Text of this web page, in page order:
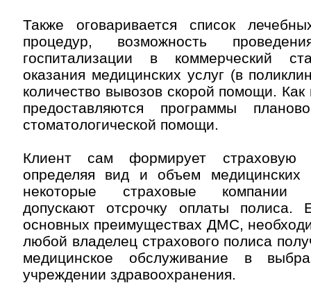
Также оговаривается список
процедур, возможность
госпитализации в коммерческий
оказания медицинских услуг (в
количество вывозов скорой помощи. Как
предоставляются программы
стоматологической помощи.
Клиент сам формирует
определяя вид и объем
некоторые страховые компании
допускают отсрочку оплаты полиса.
основных преимуществах ДМС,
любой владелец страхового полиса
медицинское обслуживание в
учреждении здравоохранения.